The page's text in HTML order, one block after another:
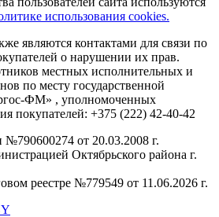
использования cookies.
являются контактами для связи по
о нарушении их прав.
местных исполнительных и
по месту государственной
ФМ» , уполномоченных
покупателей: +375 (222) 42-40-42
№790600274 от 20.03.2008 г.
Октябрьского района г.
реестре №779549 от 11.06.2026 г.